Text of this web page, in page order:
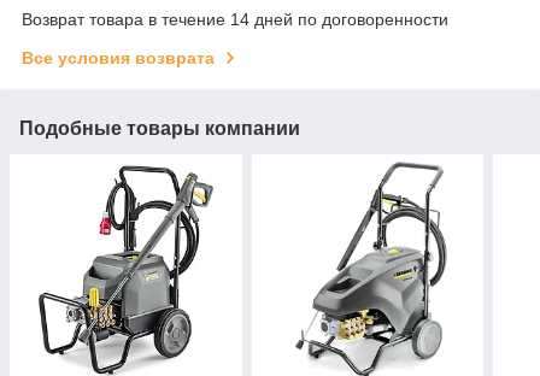
Возврат товара в течение 14 дней по договоренности
Все условия возврата
Подобные товары компании